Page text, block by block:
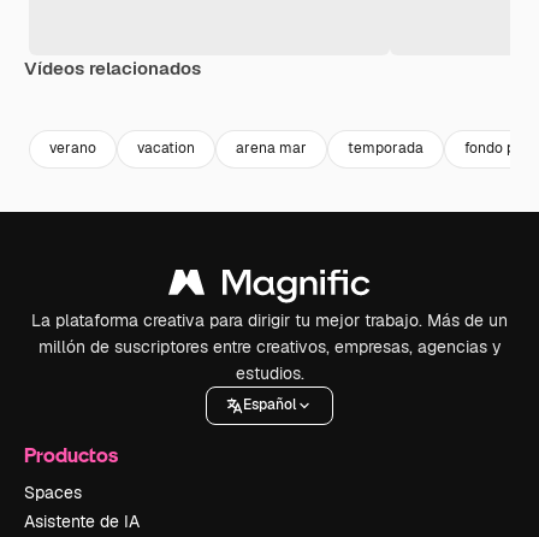
Vídeos relacionados
verano vacation arena mar temporada fondo
La plataforma creativa para dirigir tu mejor trabajo. Más de un
millón de suscriptores entre creativos, empresas, agencias y
estudios.
Español
Productos
Spaces
Asistente de IA